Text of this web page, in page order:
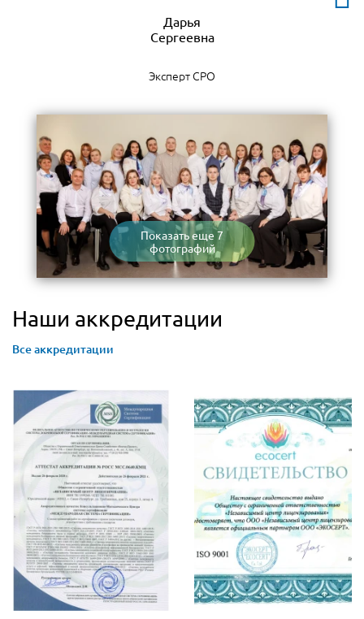
Дарья
Сергеевна
Эксперт СРО
Показать еще 7
фотографий
Наши аккредитации
Все аккредитации